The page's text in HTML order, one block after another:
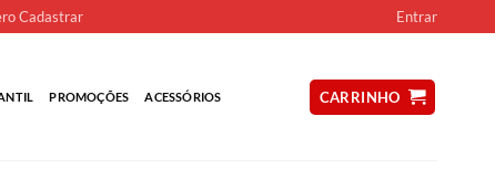
Cadastrar Entrar
PROMOÇÕES ACESSÓRIOS CARRINHO